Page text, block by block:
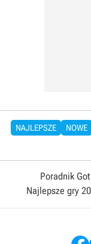
NAJLEPSZE NOWE
Poradnik
Najlepsze gry